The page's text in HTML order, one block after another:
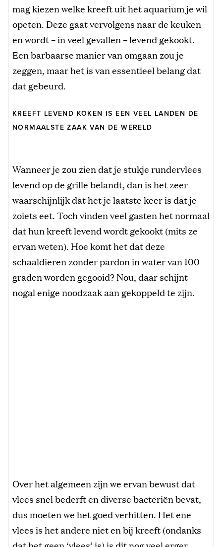
mag kiezen welke kreeft uit het aquarium je wil
opeten. Deze gaat vervolgens naar de keuken
en wordt – in veel gevallen – levend gekookt.
Een barbaarse manier van omgaan zou je
zeggen, maar het is van essentieel belang dat
dat gebeurd.
KREEFT LEVEND KOKEN IS EEN VEEL LANDEN DE
NORMAALSTE ZAAK VAN DE WERELD
Wanneer je zou zien dat je stukje rundervlees
levend op de grille belandt, dan is het zeer
waarschijnlijk dat het je laatste keer is dat je
zoiets eet. Toch vinden veel gasten het normaal
dat hun kreeft levend wordt gekookt (mits ze
ervan weten). Hoe komt het dat deze
schaaldieren zonder pardon in water van 100
graden worden gegooid? Nou, daar schijnt
nogal enige noodzaak aan gekoppeld te zijn.
Over het algemeen zijn we ervan bewust dat
vlees snel bederft en diverse bacteriën bevat,
dus moeten we het goed verhitten. Het ene
vlees is het andere niet en bij kreeft (ondanks